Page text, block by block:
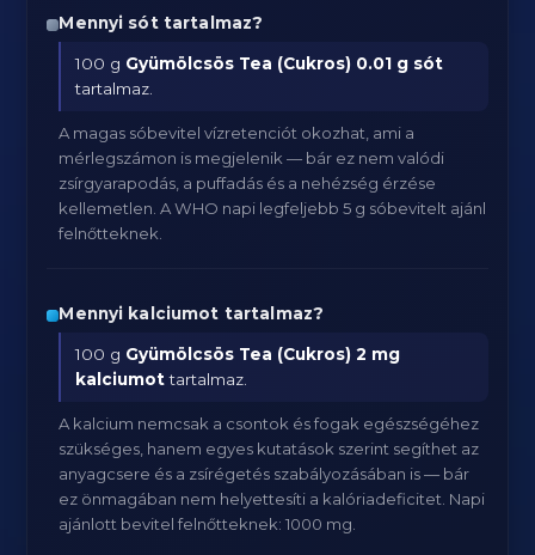
Mennyi sót tartalmaz?
100 g Gyümölcsös Tea (Cukros) 0.01 g sót
tartalmaz.
A magas sóbevitel vízretenciót okozhat, ami a
mérlegszámon is megjelenik — bár ez nem valódi
zsírgyarapodás, a puffadás és a nehézség érzése
kellemetlen. A WHO napi legfeljebb 5 g sóbevitelt ajánl
felnőtteknek.
Mennyi kalciumot tartalmaz?
100 g Gyümölcsös Tea (Cukros) 2 mg
kalciumottartalmaz.
A kalcium nemcsak a csontok és fogak egészségéhez
szükséges, hanem egyes kutatások szerint segíthet az
anyagcsere és a zsírégetés szabályozásában is — bár
ez önmagában nem helyettesíti a kalóriadeficitet. Napi
ajánlott bevitel felnőtteknek: 1000 mg.